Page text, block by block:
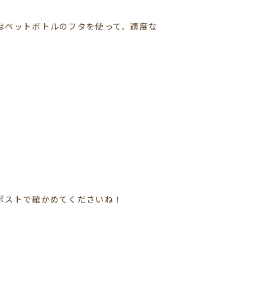
ットボトルのフタを使って、適度な
トで確かめてくださいね！